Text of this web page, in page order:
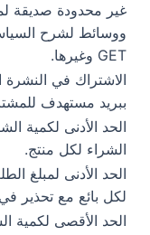
ووسائط لشرح
GET وغيرها.
الاشتراك في النشرة
ببريد مستهدف
الحد الأدنى لكمية
الشراء لكل منتج.
الحد الأدنى لمبلغ
لكل بائع مع تحذير
الحد الأقصى لكمية